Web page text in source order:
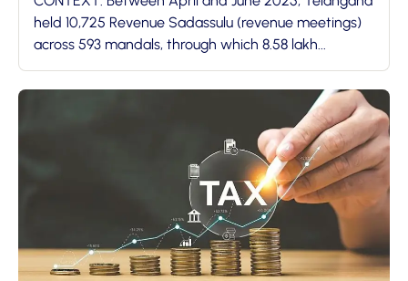
held 10,725 Revenue Sadassulu (revenue meetings)
across 593 mandals, through which 8.58 lakh...